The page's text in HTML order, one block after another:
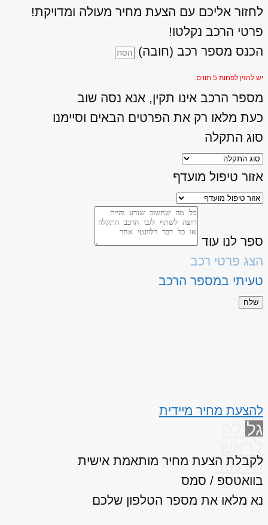
לחזור אליכם עם הצעת מחיר מעולה ומדויקת!
פרטי הרכב נקלטו!
הכנס מספר רכב (חובה)
יש להזין לפחות 5 תווים.
מספר הרכב אינו תקין, אנא נסה שוב
כעת מלאו רק את הפרטים הבאים וסיימנו
סוג התקלה
אזור טיפול מועדף
ספר לנו עוד
הצג פרטי רכב
טעיתי במספר הרכב
שלח
להצעת מחיר מיידית
גלילה
העמוד
לקבלת הצעת מחיר מותאמת אישית
בוואטספ / סמס
נא מלאו את מספר הטלפון שלכם